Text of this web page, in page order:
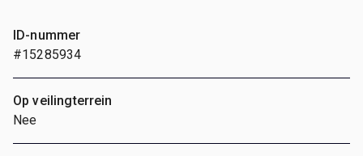
ID-nummer
#15285934
Op veilingterrein
Nee